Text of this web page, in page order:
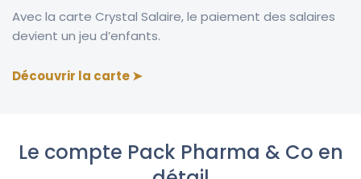
Avec la carte Crystal Salaire, le paiement des salaires
devient un jeu d’enfants.
Découvrir la carte➤
Le compte Pack Pharma & Co en